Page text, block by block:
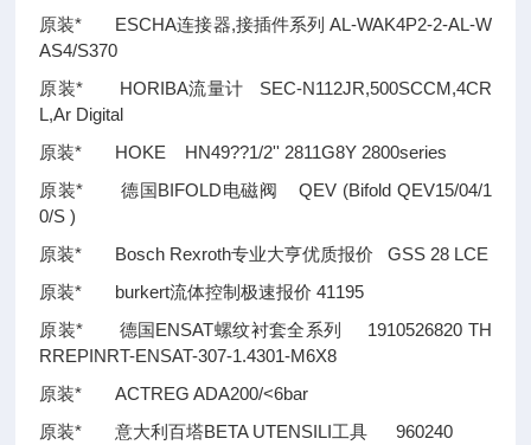
原装* ESCHA连接器,接插件系列 AL-WAK4P2-2-AL-W
AS4/S370
原装* HORIBA流量计 SEC-N112JR,500SCCM,4CR
L,Ar Digital
原装* HOKE HN49??1/2'' 2811G8Y 2800series
原装* 德国BIFOLD电磁阀 QEV (Bifold QEV15/04/1
0/S )
原装* Bosch Rexroth专业大亨优质报价 GSS 28 LCE
原装* burkert流体控制极速报价 41195
原装* 德国ENSAT螺纹衬套全系列 1910526820 TH
RREPINRT-ENSAT-307-1.4301-M6X8
原装* ACTREG ADA200/<6bar
原装* 意大利百塔BETA UTENSILI工具 960240